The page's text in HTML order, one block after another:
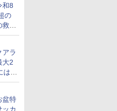
和8
の
援
アラ
大2
は
討を
盆特
ッカ